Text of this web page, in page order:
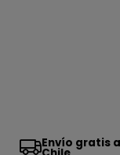
Envío gratis